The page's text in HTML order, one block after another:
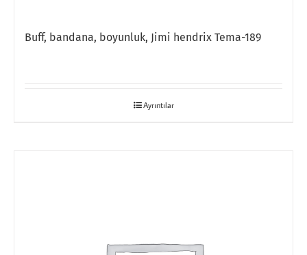
Buff, bandana, boyunluk, Jimi hendrix Tema-189
Ayrıntılar